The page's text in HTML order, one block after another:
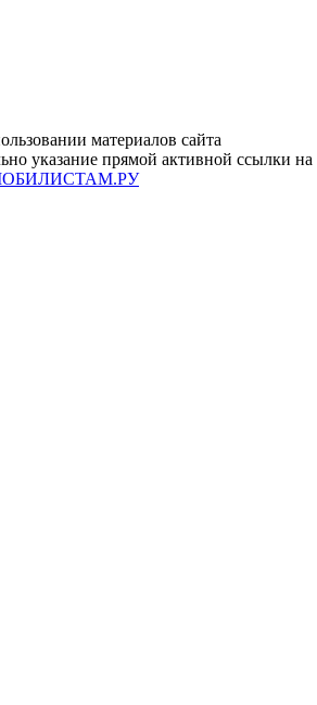
материалов сайта
указание прямой активной ссылки на